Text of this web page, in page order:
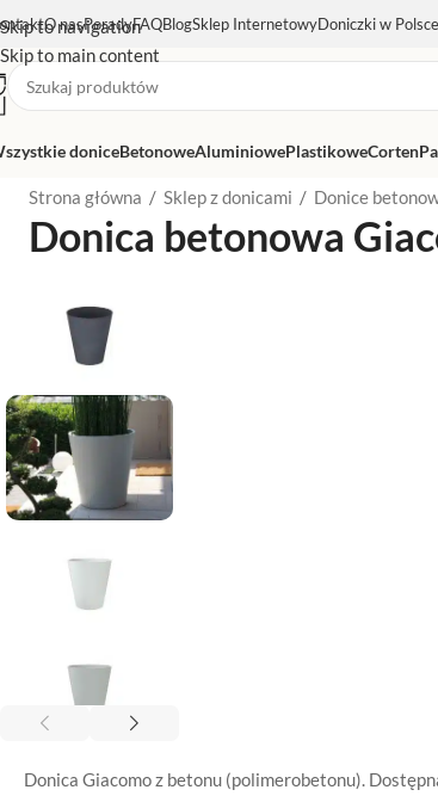
Skip to navigation
Skip to main content
O nasPoradyFAQBlogSklep InternetowyDoniczki w Polsce
doniceBetonoweAluminiowePlastikoweCorten
Strona główna / Sklep z donicami / Donice
Donica betonowa
Donica Giacomo z betonu (polimerobetonu).